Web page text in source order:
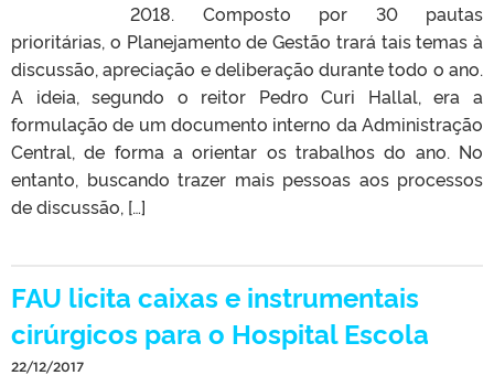
2018. Composto por 30 pautas
prioritárias, o Planejamento de Gestão trará tais temas à
discussão, apreciação e deliberação durante todo o ano.
A ideia, segundo o reitor Pedro Curi Hallal, era a
formulação de um documento interno da Administração
Central, de forma a orientar os trabalhos do ano. No
entanto, buscando trazer mais pessoas aos processos
de discussão, […]
FAU licita caixas e instrumentais
cirúrgicos para o Hospital Escola
22/12/2017